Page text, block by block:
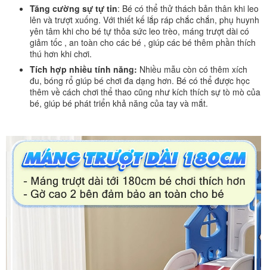
Tăng cường sự tự tin: Bé có thể thử thách bản thân khi leo
lên và trượt xuống. Với thiết kế lắp ráp chắc chắn, phụ huynh
yên tâm khi cho bé tự thỏa sức leo trèo, máng trượt dài có
giảm tốc , an toàn cho các bé , giúp các bé thêm phần thích
thú hơn khi chơi.
Tích hợp nhiều tính năng: Nhiều mẫu còn có thêm xích
đu, bóng rổ giúp bé chơi đa dạng hơn. Bé có thể được học
thêm về cách chơi thể thao cũng như kích thích sự tò mò của
bé, giúp bé phát triển khả năng của tay và mắt.